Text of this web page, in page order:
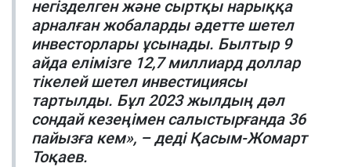
негізделген және сыртқы нарыққа
арналған жобаларды әдетте шетел
инвесторлары ұсынады. Былтыр 9
айда елімізге 12,7 миллиард доллар
тікелей шетел инвестициясы
тартылды. Бұл 2023 жылдың дәл
сондай кезеңімен салыстырғанда 36
пайызға кем», – деді Қасым-Жомарт
Тоқаев.